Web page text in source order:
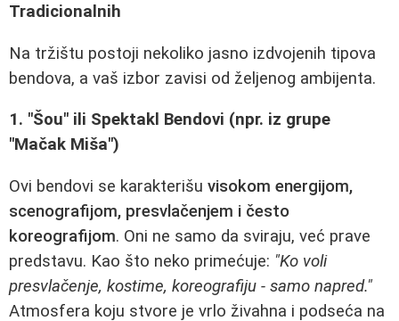
Tradicionalnih
Na tržištu postoji nekoliko jasno izdvojenih tipova
bendova, a vaš izbor zavisi od željenog ambijenta.
1. "Šou" ili Spektakl Bendovi (npr. iz grupe
"Mačak Miša")
Ovi bendovi se karakterišu visokom energijom,
scenografijom, presvlačenjem i često
koreografijom. Oni ne samo da sviraju, već prave
predstavu. Kao što neko primećuje: "Ko voli
presvlačenje, kostime, koreografiju - samo napred."
Atmosfera koju stvore je vrlo živahna i podseća na